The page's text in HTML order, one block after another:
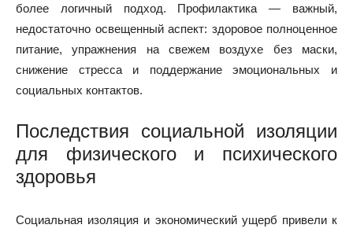
более логичный подход. Профилактика — важный,
недостаточно освещенный аспект: здоровое полноценное
питание, упражнения на свежем воздухе без маски,
снижение стресса и поддержание эмоциональных и
социальных контактов.
Последствия социальной изоляции
для физического и психического
здоровья
Социальная изоляция и экономический ущерб привели к